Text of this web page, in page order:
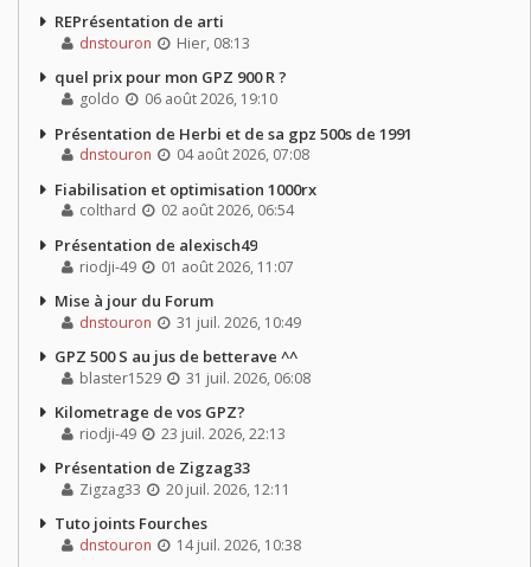
REPrésentation de arti
dnstouron Hier, 08:13
quel prix pour mon GPZ 900 R ?
goldo 06 août 2026, 19:10
Présentation de Herbi et de sa gpz 500s de 1991
dnstouron 04 août 2026, 07:08
Fiabilisation et optimisation 1000rx
colthard 02 août 2026, 06:54
Présentation de alexisch49
riodji-49 01 août 2026, 11:07
Mise à jour du Forum
dnstouron 31 juil. 2026, 10:49
GPZ 500 S au jus de betterave ^^
blaster1529 31 juil. 2026, 06:08
Kilometrage de vos GPZ?
riodji-49 23 juil. 2026, 22:13
Présentation de Zigzag33
Zigzag33 20 juil. 2026, 12:11
Tuto joints Fourches
dnstouron 14 juil. 2026, 10:38